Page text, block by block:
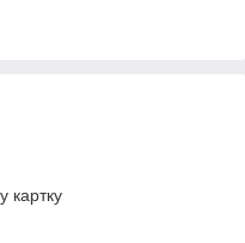
картку